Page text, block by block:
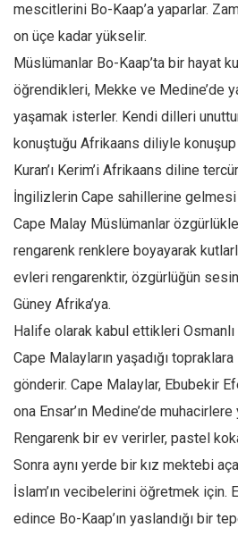
İslam Dünyası
Tarih
Düşünce
Dosyalar
mescitlerini Bo-Kaap’a yaparlar.
on üçe kadar yükselir.
Müslümanlar Bo-Kaap’ta bir hayat
öğrendikleri, Mekke ve Medine’de
yaşamak isterler. Kendi dilleri
konuştuğu Afrikaans diliyle
Kuran’ı Kerim’i Afrikaans diline
İngilizlerin Cape sahillerine gelmesi
Cape Malay Müslümanlar
rengarenk renklere boyayarak
evleri rengarenktir, özgürlüğün
Güney Afrika’ya.
Halife olarak kabul ettikleri
Cape Malayların yaşadığı
gönderir. Cape Malaylar, Ebubekir
ona Ensar’ın Medine’de muhacirlere
Rengarenk bir ev verirler, pastel
Sonra aynı yerde bir kız mektebi
İslam’ın vecibelerini öğretmek için.
edince Bo-Kaap’ın yaslandığı bir